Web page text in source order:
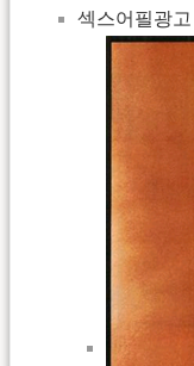
섹스어필광고